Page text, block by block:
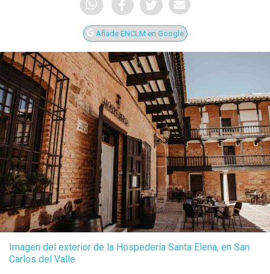
Añade ENCLM en Google
Imagen del exterior de la Hospedería Santa Elena, en San
Carlos del Valle